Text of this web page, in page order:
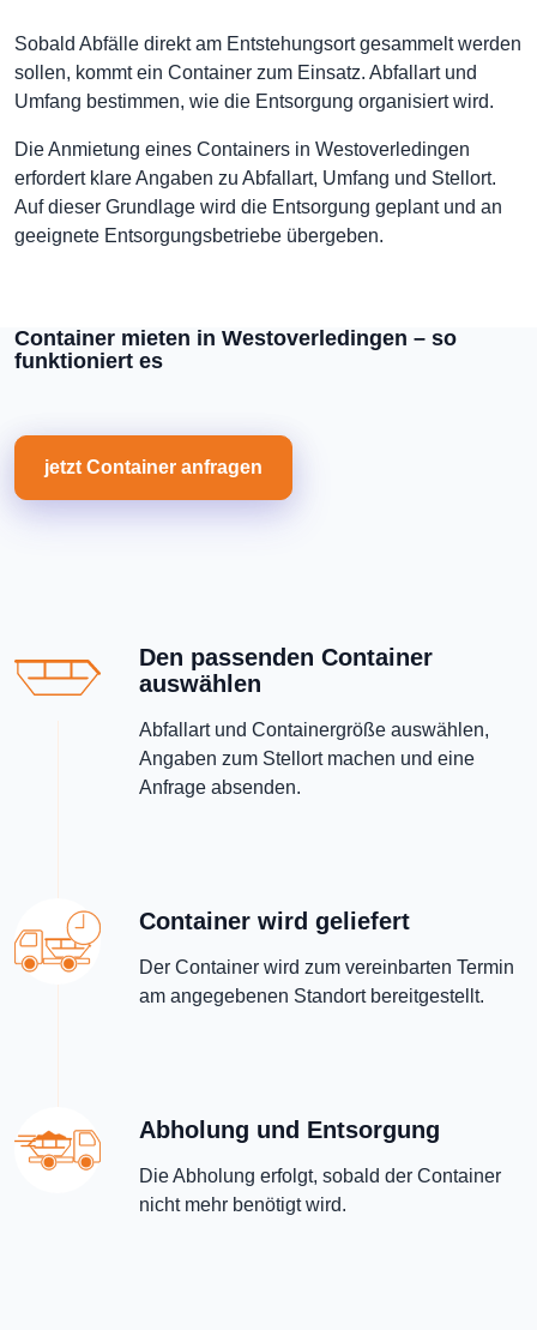
Sobald Abfälle direkt am Entstehungsort gesammelt werden
sollen, kommt ein Container zum Einsatz. Abfallart und
Umfang bestimmen, wie die Entsorgung organisiert wird.
Die Anmietung eines Containers in Westoverledingen
erfordert klare Angaben zu Abfallart, Umfang und Stellort.
Auf dieser Grundlage wird die Entsorgung geplant und an
geeignete Entsorgungsbetriebe übergeben.
Container mieten in Westoverledingen – so
funktioniert es
jetzt Container anfragen
Den passenden Container
auswählen
Abfallart und Containergröße auswählen,
Angaben zum Stellort machen und eine
Anfrage absenden.
Container wird geliefert
Der Container wird zum vereinbarten Termin
am angegebenen Standort bereitgestellt.
Abholung und Entsorgung
Die Abholung erfolgt, sobald der Container
nicht mehr benötigt wird.